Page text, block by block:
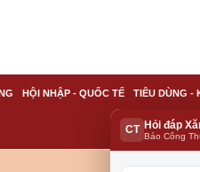
HỘI NHẬP - QUỐC TẾ TIÊU DÙNG -
CT Hỏi đáp
Báo Công